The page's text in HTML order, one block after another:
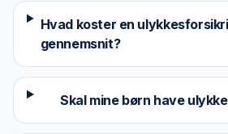
Hvad koster en
gennemsnit?
Skal mine børn have